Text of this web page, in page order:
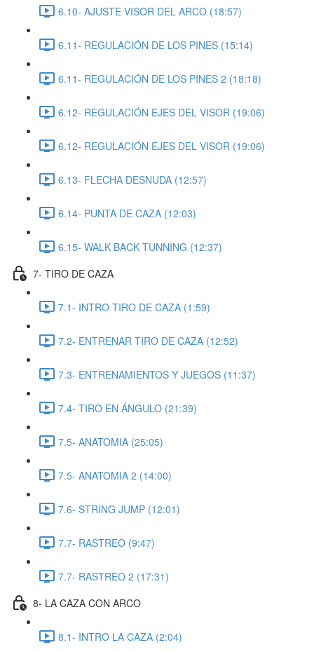
6.10- AJUSTE VISOR DEL ARCO (18:57)
6.11- REGULACIÓN DE LOS PINES (15:14)
6.11- REGULACIÓN DE LOS PINES 2 (18:18)
6.12- REGULACIÓN EJES DEL VISOR (19:06)
6.12- REGULACIÓN EJES DEL VISOR (19:06)
6.13- FLECHA DESNUDA (12:57)
6.14- PUNTA DE CAZA (12:03)
6.15- WALK BACK TUNNING (12:37)
7- TIRO DE CAZA
7.1- INTRO TIRO DE CAZA (1:59)
7.2- ENTRENAR TIRO DE CAZA (12:52)
7.3- ENTRENAMIENTOS Y JUEGOS (11:37)
7.4- TIRO EN ÁNGULO (21:39)
7.5- ANATOMIA (25:05)
7.5- ANATOMIA 2 (14:00)
7.6- STRING JUMP (12:01)
7.7- RASTREO (9:47)
7.7- RASTREO 2 (17:31)
8- LA CAZA CON ARCO
8.1- INTRO LA CAZA (2:04)